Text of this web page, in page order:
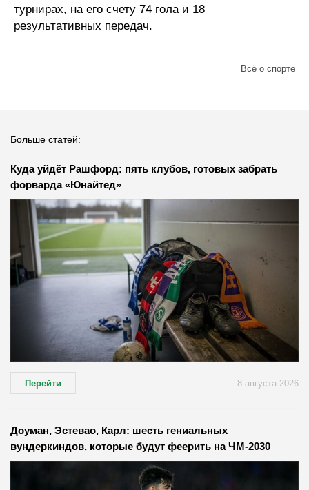
турнирах, на его счету 74 гола и 18
результативных передач.
Всё о спорте
Больше статей:
Куда уйдёт Рашфорд: пять клубов, готовых забрать
форварда «Юнайтед»
Перейти 8 августа 2026
Доуман, Эстевао, Карл: шесть гениальных
вундеркиндов, которые будут феерить на ЧМ-2030